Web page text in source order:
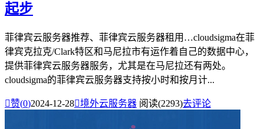
起步
菲律宾云服务器推荐、菲律宾云服务器租用…cloudsigma在菲
律宾‌克拉克/Clark特区和马尼拉市有运作着自己的数据中心，
提供菲律宾云服务器服务，尤其是在马尼拉还有两处。
cloudsigma的菲律宾云服务器支持按小时和按月计...
赞(0)2024-12-28境外云服务器 阅读(2293)去评论